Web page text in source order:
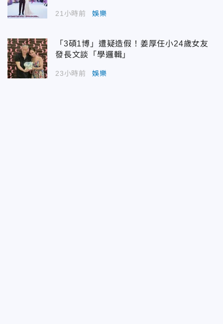
21小時前 娛樂
「3碩1博」遭疑造假！姜厚任小24歲女友
發長文談「學邏輯」
23小時前 娛樂